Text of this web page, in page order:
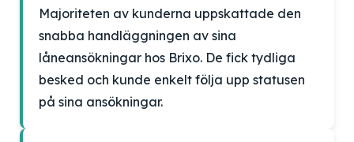
Majoriteten av kunderna uppskattade den
snabba handläggningen av sina
låneansökningar hos Brixo. De fick tydliga
besked och kunde enkelt följa upp statusen
på sina ansökningar.